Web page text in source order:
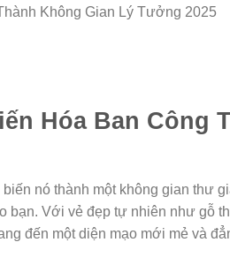
Không Gian Lý Tưởng 2025
Hóa Ban Công
nó thành một không gian thư
bạn. Với vẻ đẹp tự nhiên như gỗ
đến một diện mạo mới mẻ và